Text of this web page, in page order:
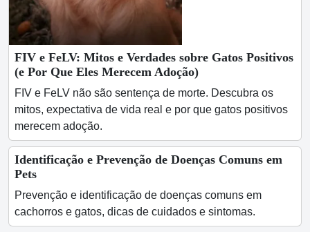
FIV e FeLV: Mitos e Verdades sobre Gatos Positivos
(e Por Que Eles Merecem Adoção)
FIV e FeLV não são sentença de morte. Descubra os
mitos, expectativa de vida real e por que gatos positivos
merecem adoção.
Identificação e Prevenção de Doenças Comuns em
Pets
Prevenção e identificação de doenças comuns em
cachorros e gatos, dicas de cuidados e sintomas.